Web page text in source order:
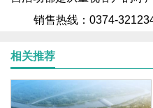
销售热线：0374-
相关推荐